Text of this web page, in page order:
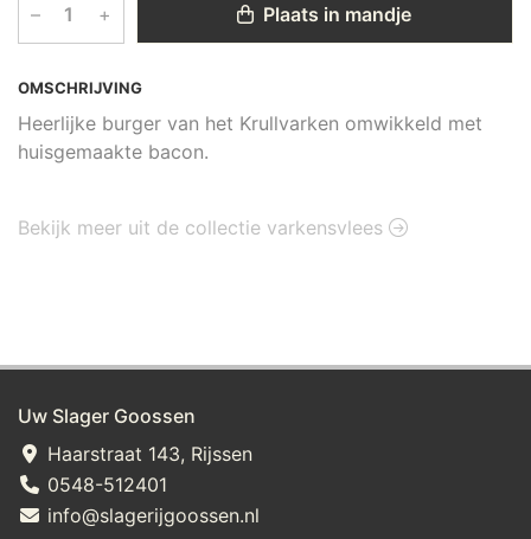
OMSCHRIJVING
Heerlijke burger van het Krullvarken omwikkeld met
huisgemaakte bacon.
– + Plaats in mandje
Bekijk meer uit de collectie varkensvlees
Uw Slager Goossen
Haarstraat 143, Rijssen
0548-512401
info@slagerijgoossen.nl